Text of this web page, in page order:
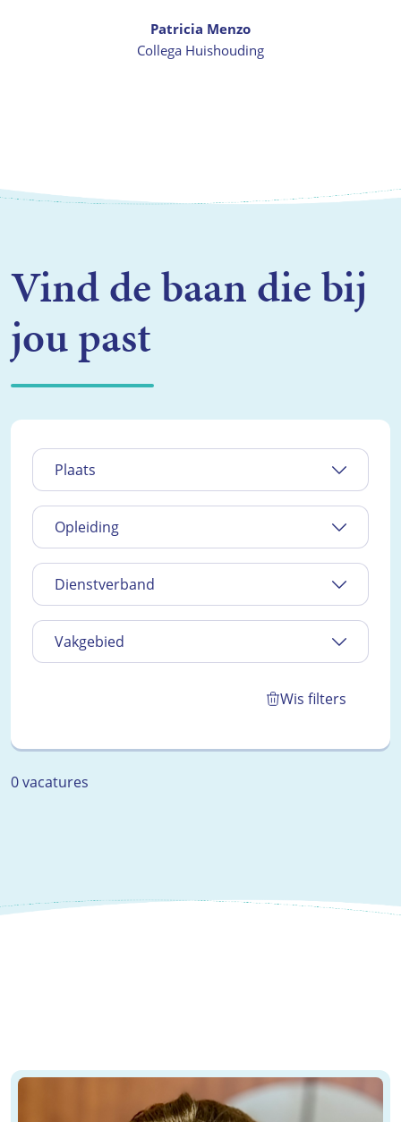
Patricia Menzo
Collega Huishouding
Vind de baan die bij
jou past
Plaats
Opleiding
Dienstverband
Vakgebied
Wis filters
0 vacatures